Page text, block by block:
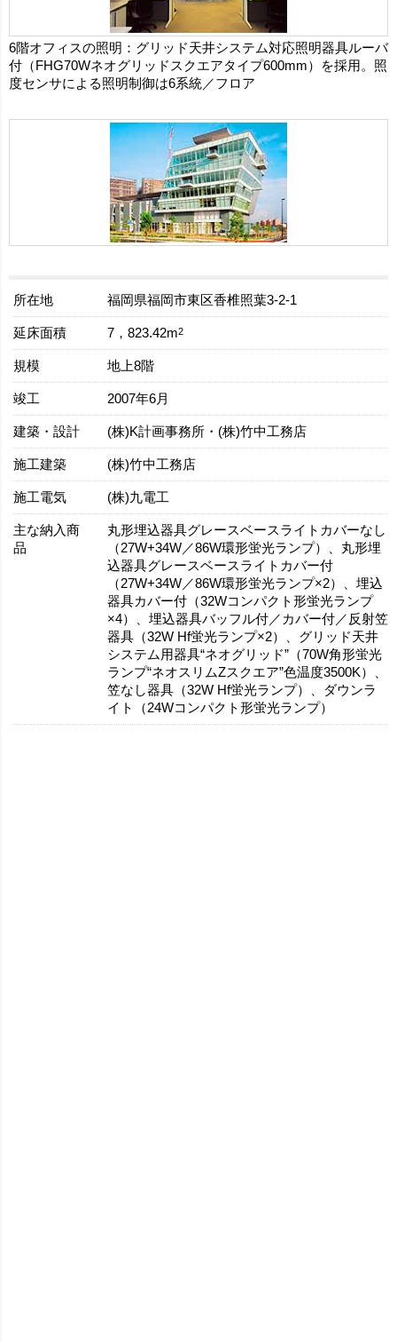
6階オフィスの照明：グリッド天井システム対応照明器具ルーバ
付（FHG70Wネオグリッドスクエアタイプ600mm）を採用。照
度センサによる照明制御は6系統／フロア
所在地 福岡県福岡市東区香椎照葉3-2-1
延床面積 7，823.42m2
規模 地上8階
竣工 2007年6月
建築・設計 (株)K計画事務所・(株)竹中工務店
施工建築 (株)竹中工務店
施工電気 (株)九電工
主な納入商
品
丸形埋込器具グレースベースライトカバーなし
（27W+34W／86W環形蛍光ランプ）、丸形埋
込器具グレースベースライトカバー付
（27W+34W／86W環形蛍光ランプ×2）、埋込
器具カバー付（32Wコンパクト形蛍光ランプ
×4）、埋込器具バッフル付／カバー付／反射笠
器具（32W Hf蛍光ランプ×2）、グリッド天井
システム用器具“ネオグリッド”（70W角形蛍光
ランプ“ネオスリムZスクエア”色温度3500K）、
笠なし器具（32W Hf蛍光ランプ）、ダウンラ
イト（24Wコンパクト形蛍光ランプ）